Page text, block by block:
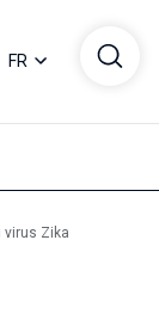
FR
Zika